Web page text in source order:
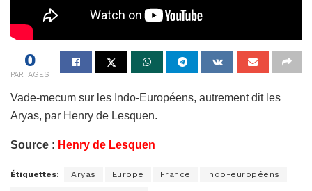
0
PARTAGES
Vade-mecum sur les Indo-Européens, autrement dit les
Aryas, par Henry de Lesquen.
Source : Henry de Lesquen
Étiquettes: Aryas Europe France Indo-européens